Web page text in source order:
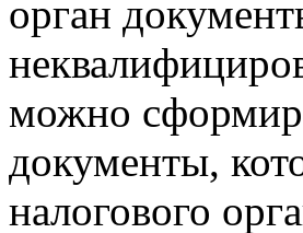
орган
можно
документы,
налогового